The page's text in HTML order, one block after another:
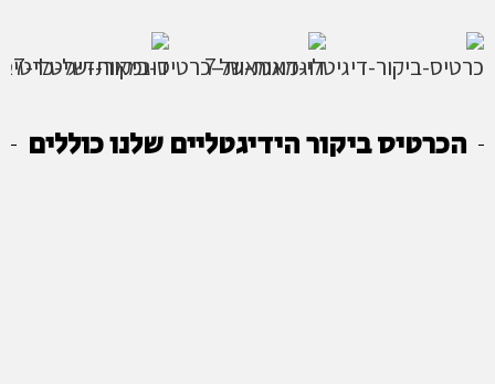
הכרטיס ביקור הידיגטליים שלנו כוללים